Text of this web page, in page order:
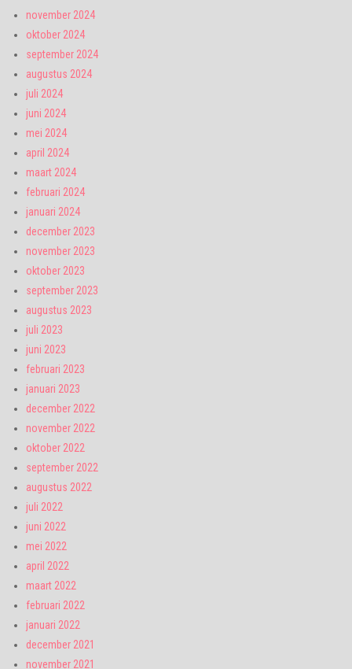
november 2024
oktober 2024
september 2024
augustus 2024
juli 2024
juni 2024
mei 2024
april 2024
maart 2024
februari 2024
januari 2024
december 2023
november 2023
oktober 2023
september 2023
augustus 2023
juli 2023
juni 2023
februari 2023
januari 2023
december 2022
november 2022
oktober 2022
september 2022
augustus 2022
juli 2022
juni 2022
mei 2022
april 2022
maart 2022
februari 2022
januari 2022
december 2021
november 2021